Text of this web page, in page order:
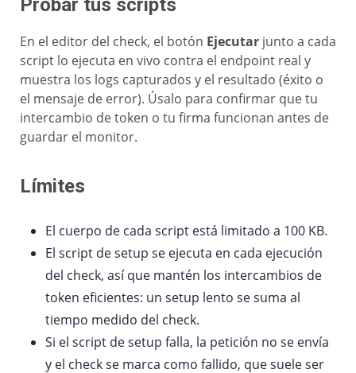
Probar tus scripts
En el editor del check, el botón Ejecutar junto a cada
script lo ejecuta en vivo contra el endpoint real y
muestra los logs capturados y el resultado (éxito o
el mensaje de error). Úsalo para confirmar que tu
intercambio de token o tu firma funcionan antes de
guardar el monitor.
Límites
El cuerpo de cada script está limitado a 100 KB.
El script de setup se ejecuta en cada ejecución
del check, así que mantén los intercambios de
token eficientes: un setup lento se suma al
tiempo medido del check.
Si el script de setup falla, la petición no se envía
y el check se marca como fallido, que suele ser